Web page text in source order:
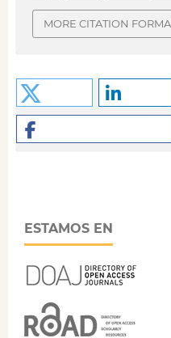
MORE CITATION
ESTAMOS EN